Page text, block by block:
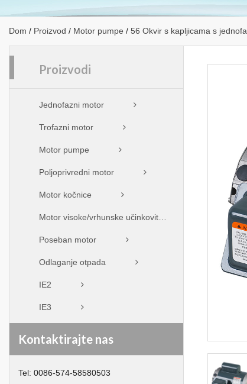
Dom / Proizvod / Motor pumpe / 56 Okvir s kapljicama s
Proizvodi
Jednofazni motor
Trofazni motor
Motor pumpe
Poljoprivredni motor
Motor kočnice
Poseban motor
Odlaganje otpada
IE2
IE3
Kontaktirajte nas
Tel: 0086-574-58580503